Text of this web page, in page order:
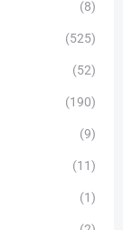
(8)
(525)
(52)
(190)
(9)
(11)
(1)